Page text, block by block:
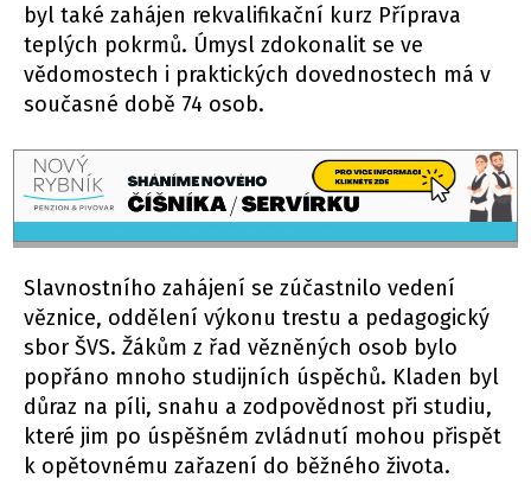
byl také zahájen rekvalifikační kurz Příprava
teplých pokrmů. Úmysl zdokonalit se ve
vědomostech i praktických dovednostech má v
současné době 74 osob.
Slavnostního zahájení se zúčastnilo vedení
věznice, oddělení výkonu trestu a pedagogický
sbor ŠVS. Žákům z řad vězněných osob bylo
popřáno mnoho studijních úspěchů. Kladen byl
důraz na píli, snahu a zodpovědnost při studiu,
které jim po úspěšném zvládnutí mohou přispět
k opětovnému zařazení do běžného života.